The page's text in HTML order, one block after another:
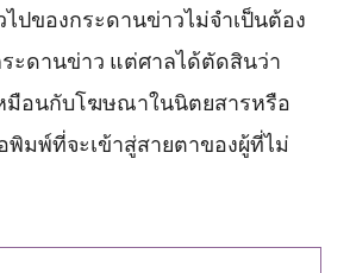
ปของกระดานข่าวไม่จำเป็นต้อง
ะดานข่าว แต่ศาลได้ตัดสินว่า
มือนกับโฆษณาในนิตยสารหรือ
มพ์ที่จะเข้าสู่สายตาของผู้ที่ไม่